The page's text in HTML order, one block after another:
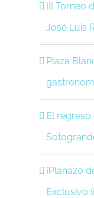
III Torneo
José Luis
Plaza
El
¡Planazo
Exclusivo